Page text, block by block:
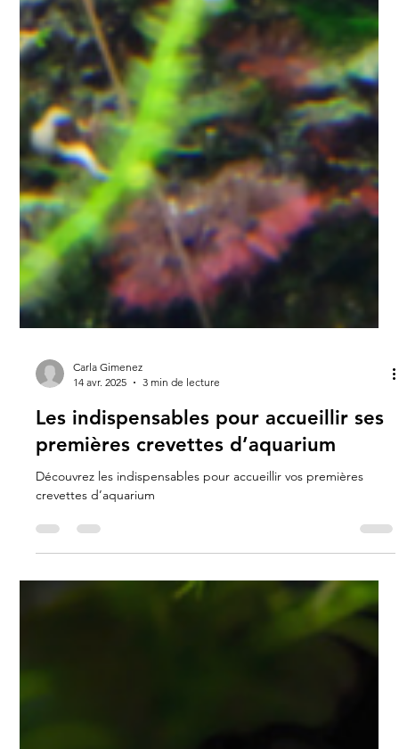
14 avr. 2025
3 min de lecture
Les indispensables pour accueillir ses
premières crevettes d’aquarium
Découvrez les indispensables pour accueillir vos premières
crevettes d’aquarium